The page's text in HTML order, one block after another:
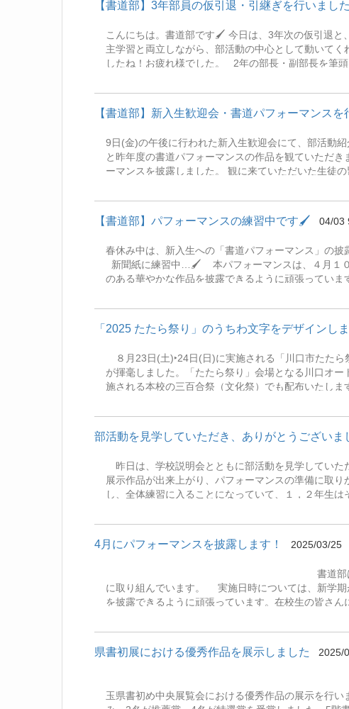
作品を制作しています。 この写真をみて、「これは何部の活動だろう？」と疑問に感じた方もいることと思
り、補強して掛け軸に仕立てたりすることを【表装
たちも行っていきます。
習...
【書道部】3年部員の仮引退・引継ぎを行いまし
こんにちは。書道部です🖌 今日は、3年次の仮引退と、1・2年
主学習と両立しながら、部活動の中心として動いて
したね！お疲れ様でした。 2年の部長・副部長を筆
ますが、ぜひ書道部の良さを引き継いでほしいです
完全な引退ではありませんが、今後は新体制で部活
です♪ 今後とも、書道部の応援よろしくお願いいた
しております◎
【書道部】新入生歓迎会・書道パフォーマンス
9日(金)の午後に行われた新入生歓迎会にて、部活動
と昨年度の書道パフォーマンスの作品を観ていただきました。 また、放課後には、書道室２
ーマンスを披露しました。 観に来ていただいた生徒の皆さん、ありがとうございました。 書道部では、今
🌟 書道をやったことない人、自分の字に自信がない
道部一同、新入生の皆さんをお待ちしています。
【書道部】パフォーマンスの練習中です🖌 04/03
春休み中は、新入生への「書道パフォーマンス」の
新聞紙に練習中…🖌 本パフォーマンスは、４月１０
のある華やかな作品を披露できるように頑張っていま
「2025 たたら祭り」のうちわ文字をデザインしま
８月23日(土)‣24日(日)に実施される「川口市たた
が揮毫しました。「たたら祭り」会場となる川口オ
施される本校の三百合祭（文化祭）でも配布いたしま
室にて展示します。学校説明会等の学校公開日にご
部活動を見学していただき、ありがとうございま
昨日は、学校説明会とともに部活動を見学してい
展示作品が出来上がり、パフォーマンスの準備に取
し、全体練習に入ることになっていて、１，２年生
ください。お待ちしております！
4月にパフォーマンスを披露します！ 2025/03/25
書道部は今、「祝入学パフォ
に取り組んでいます。 実施日時については、新学
を披露できるように頑張っています。在校生の皆さ
県書初展における優秀作品を展示しました 2025/
令和
玉県書初め中央展覧会における優秀作品の展示を行